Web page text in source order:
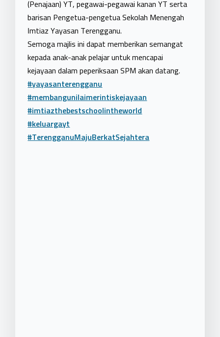
(Penajaan) YT, pegawai-pegawai kanan YT serta
barisan Pengetua-pengetua Sekolah Menengah
Imtiaz Yayasan Terengganu.
Semoga majlis ini dapat memberikan semangat
kepada anak-anak pelajar untuk mencapai
kejayaan dalam peperiksaan SPM akan datang.
#yayasanterengganu
#membangunilaimerintiskejayaan
#imtiazthebestschoolintheworld
#keluargayt
#TerengganuMajuBerkatSejahtera